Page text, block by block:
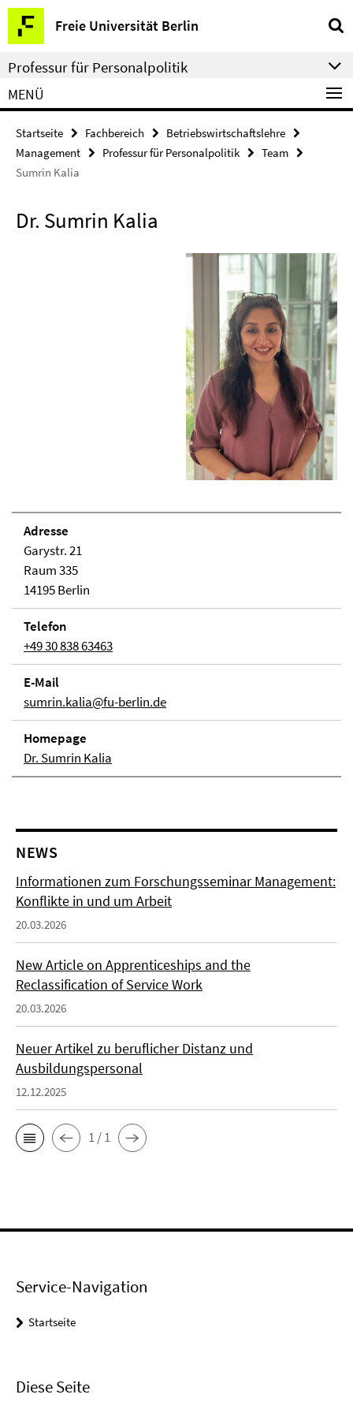
Springe
direkt
zu
Inhalt
Freie Universität Berlin
Service-
Navigation
Professur für Personalpolitik
MENÜ
Startseite Fachbereich
Betriebswirtschaftslehre
Management
Professur für Personalpolitik
Team
Sumrin Kalia
Dr. Sumrin Kalia
Adresse
Garystr. 21
Raum 335
14195 Berlin
Telefon
+49 30 838 63463
E-Mail
sumrin.kalia@fu-berlin.de
Homepage
Dr. Sumrin Kalia
NEWS
Informationen zum Forschungsseminar Management:
Konflikte in und um Arbeit
20.03.2026
New Article on Apprenticeships and the
Reclassification of Service Work
20.03.2026
Neuer Artikel zu beruflicher Distanz und
Ausbildungspersonal
12.12.2025
1 / 1
Service-Navigation
Startseite
Diese Seite